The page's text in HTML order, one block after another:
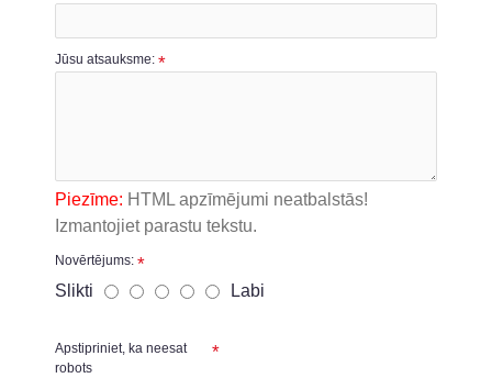
Jūsu atsauksme:
Piezīme: HTML apzīmējumi neatbalstās!
Izmantojiet parastu tekstu.
Novērtējums:
Slikti Labi
Apstipriniet, ka neesat
robots